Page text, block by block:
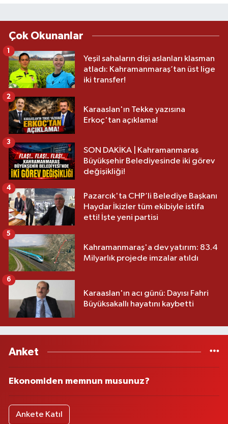
Çok Okunanlar
Yeşil sahaların dişi aslanları klasman
atladı: Kahramanmaraş’tan üst lige
iki transfer!
1
Karaaslan'ın Tekke yazısına
Erkoç'tan açıklama!
2
SON DAKİKA | Kahramanmaraş
Büyükşehir Belediyesinde iki görev
değişikliği!
3
Pazarcık'ta CHP’li Belediye Başkanı
Haydar İkizler tüm ekibiyle istifa
etti! İşte yeni partisi
4
Kahramanmaraş'a dev yatırım: 83.4
Milyarlık projede imzalar atıldı
5
Karaaslan'ın acı günü: Dayısı Fahri
Büyüksakallı hayatını kaybetti
6
Anket
Ekonomiden memnun musunuz?
Ankete Katıl